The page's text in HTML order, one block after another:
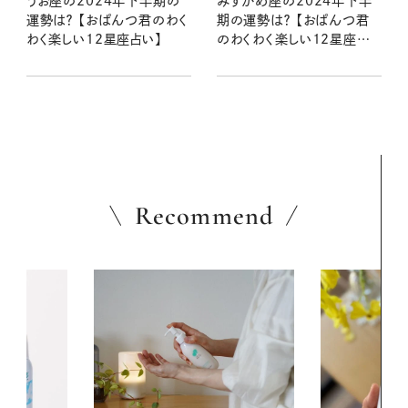
運勢は？ 【おぱんつ君のわく
わく楽しい12星座占い】
期の運勢は？ 【おぱんつ君
のわくわく楽しい12星座占
Recommend